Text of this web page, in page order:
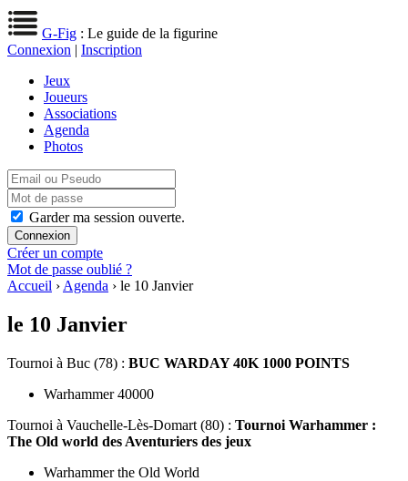
G-Fig : Le guide de la figurine
Connexion | Inscription
Jeux
Joueurs
Associations
Agenda
Photos
Garder ma session ouverte.
Créer un compte
Mot de passe oublié ?
Accueil › Agenda › le 10 Janvier
le 10 Janvier
Tournoi à Buc (78) : BUC WARDAY 40K 1000 POINTS
Warhammer 40000
Tournoi à Vauchelle-Lès-Domart (80) : Tournoi Warhammer :
The Old world des Aventuriers des jeux
Warhammer the Old World